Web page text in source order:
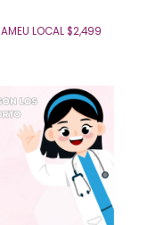
AMEU LOCAL $2,499